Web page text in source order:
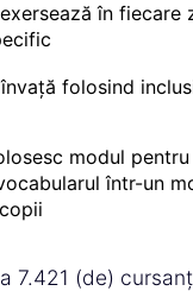
exersează în fiecare
învață folosind
modul
într-un
7.421 (de)